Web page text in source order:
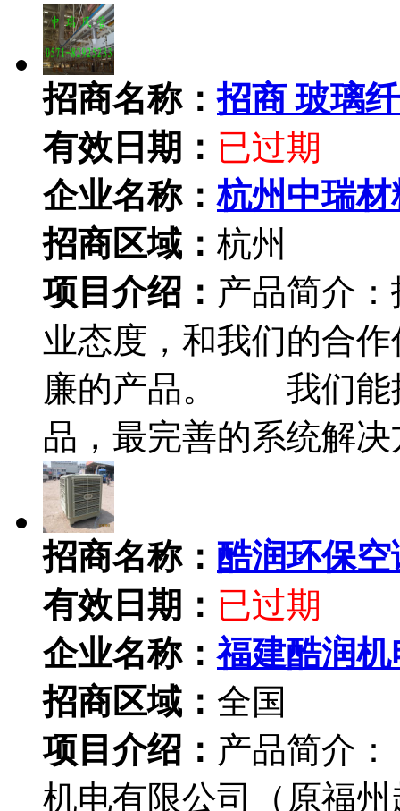
招商名称：招商 玻璃
有效日期： 已过期
企业名称：杭州中瑞
招商区域： 杭州
项目介绍： 产品简介
业态度，和我们的合
廉的产品。 我们能
品，最完善的系统
招商名称： 酷润环保
有效日期： 已过期
企业名称：福建酷润
招商区域： 全国
项目介绍： 产品简介
机电有限公司（原福